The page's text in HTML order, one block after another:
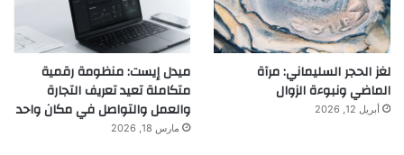
لغز الحجر السليماني: مرآة
الماضي ونبوءة الزوال
أبريل 12, 2026
ميدل إيست: منظومة رقمية
متكاملة تعيد تعريف التجارة
والعمل والتواصل في مكان واحد
مارس 18, 2026